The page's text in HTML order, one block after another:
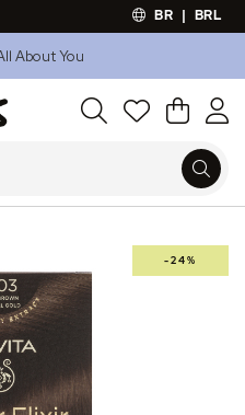
BR | BRL
About You
Procura O Meu
-24%